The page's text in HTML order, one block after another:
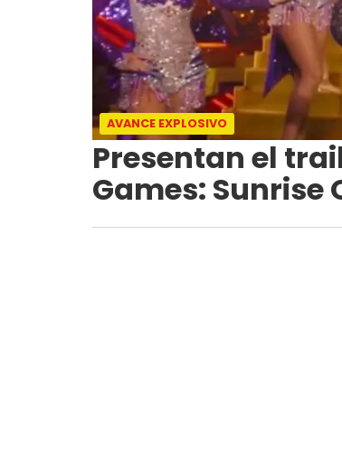
AVANCE EXPLOSIVO
Presentan el
Games: Sunrise